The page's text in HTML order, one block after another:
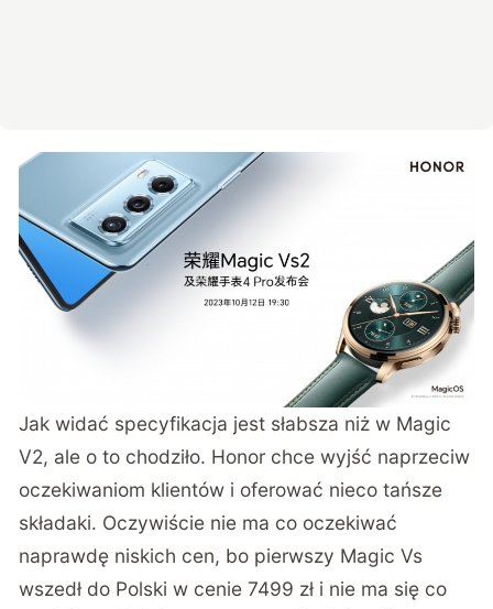
Jak widać specyfikacja jest słabsza niż w Magic
V2, ale o to chodziło. Honor chce wyjść naprzeciw
oczekiwaniom klientów i oferować nieco tańsze
składaki. Oczywiście nie ma co oczekiwać
naprawdę niskich cen, bo pierwszy Magic Vs
wszedł do Polski w cenie 7499 zł i nie ma się co